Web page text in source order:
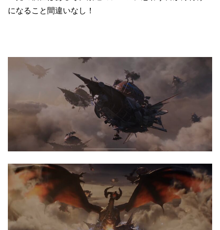
になること間違いなし！